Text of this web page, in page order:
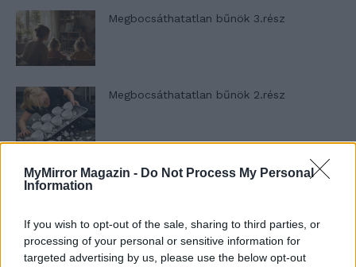
MyMirror Magazin - Do Not Process My Personal
Information
If you wish to opt-out of the sale, sharing to third parties, or
processing of your personal or sensitive information for
targeted advertising by us, please use the below opt-out
Megbocsáthatatlan bűnök 3.rész
Megbocsáthatatlan bűnök 2.rész
Megbocsáthatatlan bűnök 1.rész
Szent Genovéva, a túlélő Franciaország
jelképe